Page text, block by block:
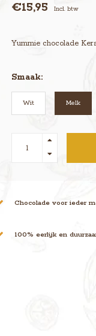
€15,95 Incl. btw
Yummie chocolade
Smaak:
Wit Melk
Chocolade voor ieder
100% eerlijk en